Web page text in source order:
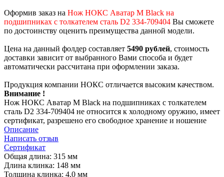
Оформив заказ на Нож НОКС Аватар М Black на
подшипниках с толкателем сталь D2 334-709404 Вы сможете
по достоинству оценить преимущества данной модели.
Цена на данный фолдер составляет 5490 рублей, стоимость
доставки зависит от выбранного Вами способа и будет
автоматически рассчитана при оформлении заказа.
Продукция компании НОКС отличается высоким качеством.
Внимание !
Нож НОКС Аватар М Black на подшипниках с толкателем
сталь D2 334-709404 не относится к холодному оружию, имеет
сертификат, разрешено его свободное хранение и ношение
Описание
Написать отзыв
Сертификат
Общая длина: 315 мм
Длина клинка: 148 мм
Толщина клинка: 4,0 мм